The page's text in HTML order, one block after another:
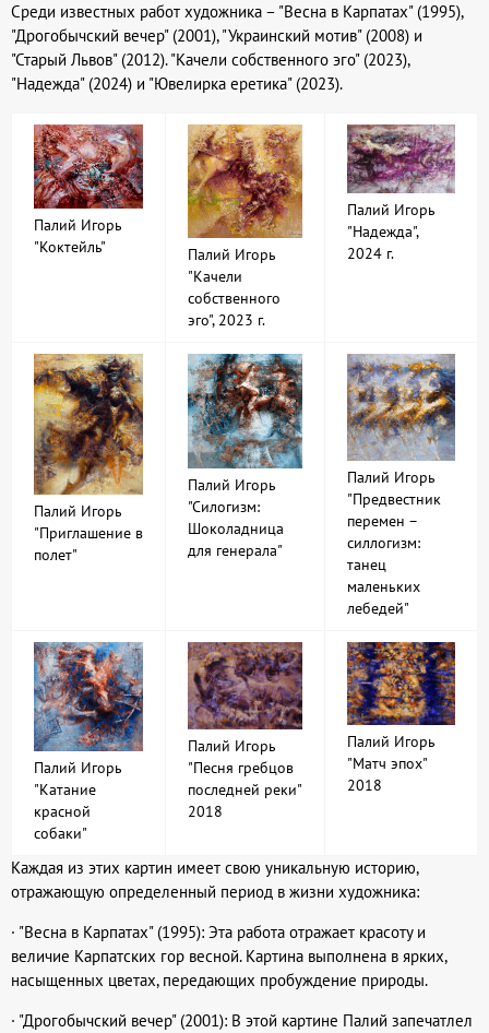
Среди известных работ художника – "Весна в Карпатах" (1995),
"Дрогобычский вечер" (2001), "Украинский мотив" (2008) и
"Старый Львов" (2012). "Качели собственного эго" (2023),
"Надежда" (2024) и "Ювелирка еретика" (2023).
Палий Игорь
"Коктейль"
Палий Игорь
"Качели
собственного
эго", 2023 г.
Палий Игорь
"Надежда",
2024 г.
Палий Игорь
"Приглашение в
полет"
Палий Игорь
"Силогизм:
Шоколадница
для генерала"
Палий Игорь
"Предвестник
перемен –
силлогизм:
танец
маленьких
лебедей"
Палий Игорь
"Катание
красной
собаки"
Палий Игорь
"Песня гребцов
последней реки"
2018
Палий Игорь
"Матч эпох"
2018
Каждая из этих картин имеет свою уникальную историю,
отражающую определенный период в жизни художника:
· "Весна в Карпатах" (1995): Эта работа отражает красоту и
величие Карпатских гор весной. Картина выполнена в ярких,
насыщенных цветах, передающих пробуждение природы.
· "Дрогобычский вечер" (2001): В этой картине Палий запечатлел